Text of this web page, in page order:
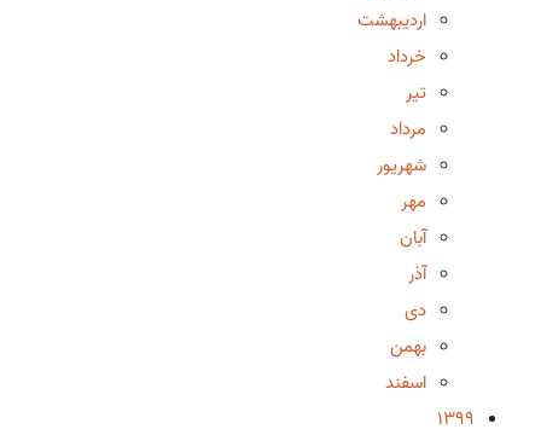
اردیبهشت
خرداد
تیر
مرداد
شهریور
مهر
آبان
آذر
دی
بهمن
اسفند
1399